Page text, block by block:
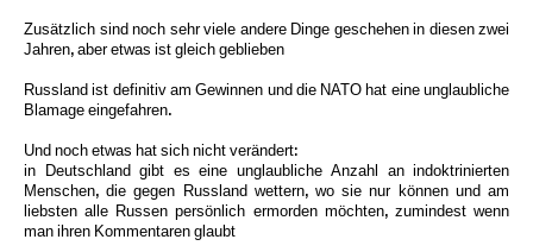
Zusätzlich sind noch sehr viele andere Dinge geschehen in diesen zwei
Jahren, aber etwas ist gleich geblieben
Russland ist definitiv am Gewinnen und die NATO hat eine unglaubliche
Blamage eingefahren.
Und noch etwas hat sich nicht verändert:
in Deutschland gibt es eine unglaubliche Anzahl an indoktrinierten
Menschen, die gegen Russland wettern, wo sie nur können und am
liebsten alle Russen persönlich ermorden möchten, zumindest wenn
man ihren Kommentaren glaubt